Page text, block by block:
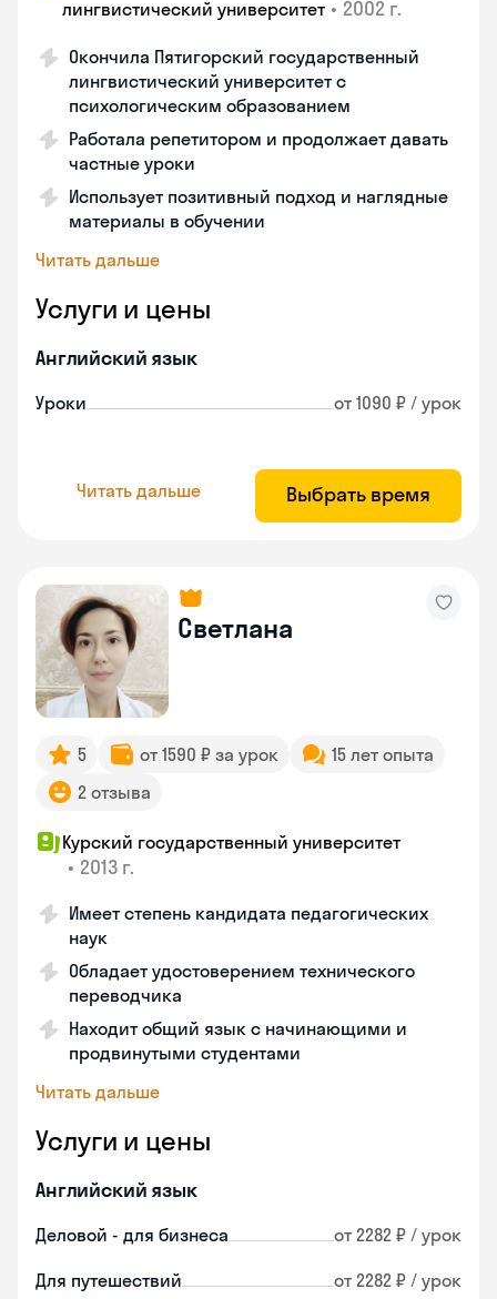
лингвистический университет • 2002 г.
Окончила Пятигорский государственный
лингвистический университет с
психологическим образованием
Работала репетитором и продолжает давать
частные уроки
Использует позитивный подход и наглядные
материалы в обучении
Читать дальше
Услуги и цены
Английский язык
Уроки от 1090 ₽ / урок
Читать дальше Выбрать время
Светлана
5 от 1590 ₽ за урок
15 лет опыта
2 отзыва
Курский государственный университет
• 2013 г.
Имеет степень кандидата педагогических
наук
Обладает удостоверением технического
переводчика
Находит общий язык с начинающими и
продвинутыми студентами
Читать дальше
Услуги и цены
Английский язык
Деловой - для бизнеса от 2282 ₽ / урок
Для путешествий от 2282 ₽ / урок